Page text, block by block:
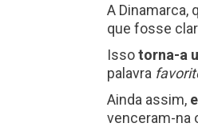
A Dinamarca,
que fosse
Issotorna-a
palavra
Ainda assim,
venceram-na